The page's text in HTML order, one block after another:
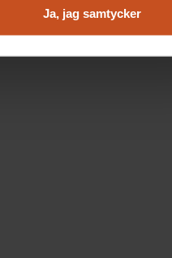
Ja, jag samtycker